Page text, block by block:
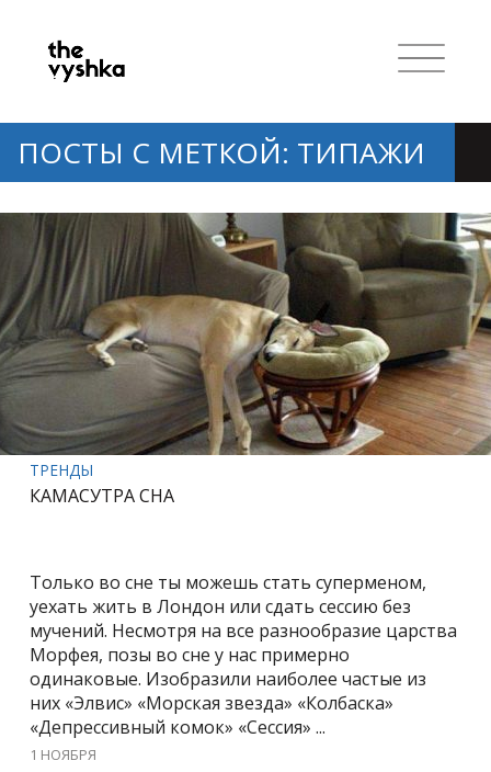
ПОСТЫ С МЕТКОЙ: ТИПАЖИ
ТРЕНДЫ
КАМАСУТРА СНА
Только во сне ты можешь стать суперменом,
уехать жить в Лондон или сдать сессию без
мучений. Несмотря на все разнообразие царства
Морфея, позы во сне у нас примерно
одинаковые. Изобразили наиболее частые из
них «Элвис» «Морская звезда» «Колбаска»
«Депрессивный комок» «Сессия» ...
1 НОЯБРЯ